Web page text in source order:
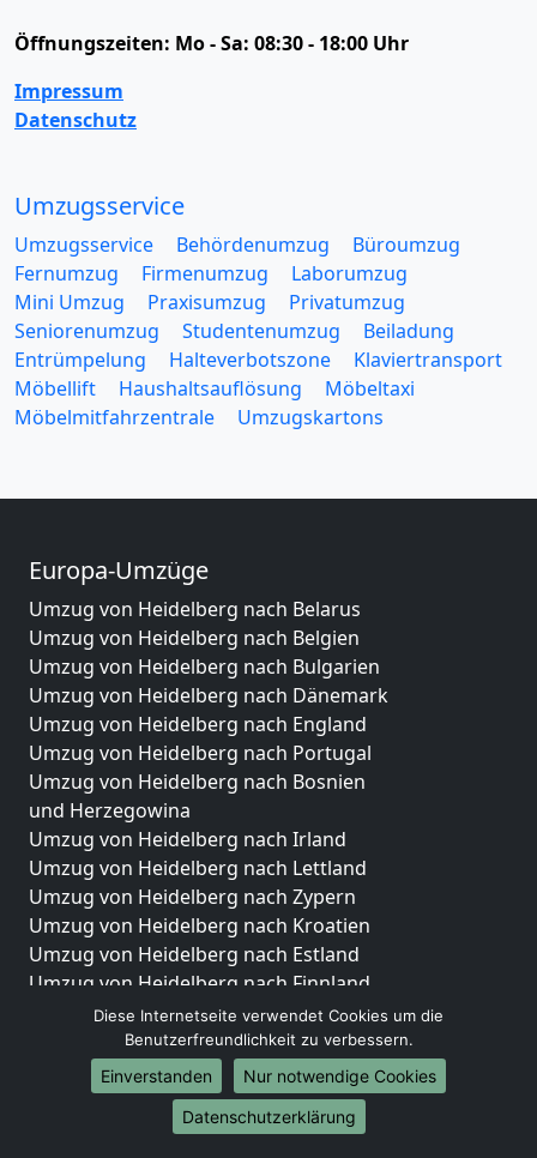
Öffnungszeiten: Mo - Sa: 08:30 - 18:00 Uhr
Impressum
Datenschutz
Umzugsservice
Umzugsservice Behördenumzug
Büroumzug
Fernumzug
Firmenumzug
Laborumzug
Mini Umzug
Praxisumzug
Privatumzug
Seniorenumzug
Studentenumzug
Beiladung
Entrümpelung
Halteverbotszone
Klaviertransport
Möbellift
Haushaltsauflösung
Möbeltaxi
Möbelmitfahrzentrale
Umzugskartons
Europa-Umzüge
Umzug von Heidelberg nach Belarus
Umzug von Heidelberg nach Belgien
Umzug von Heidelberg nach Bulgarien
Umzug von Heidelberg nach Dänemark
Umzug von Heidelberg nach England
Umzug von Heidelberg nach Portugal
Umzug von Heidelberg nach Bosnien
und Herzegowina
Umzug von Heidelberg nach Irland
Umzug von Heidelberg nach Lettland
Umzug von Heidelberg nach Zypern
Umzug von Heidelberg nach Kroatien
Umzug von Heidelberg nach Estland
Umzug von Heidelberg nach Finnland
Umzug von Heidelberg nach Frankreich
Umzug von Heidelberg nach Griechenland
Umzug von Heidelberg nach Italien
Umzug von Heidelberg nach Liechtenstein
Umzug von Heidelberg nach Luxemburg
Diese Internetseite verwendet Cookies um die
Benutzerfreundlichkeit zu verbessern.
Einverstanden
Nur notwendige Cookies
Datenschutzerklärung